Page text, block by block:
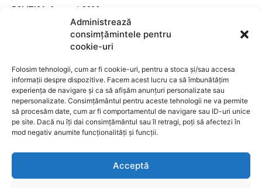
Administrează
consimțămintele pentru
cookie-uri
Folosim tehnologii, cum ar fi cookie-uri, pentru a stoca și/sau accesa
informații despre dispozitive. Facem acest lucru ca să îmbunătățim
experiența de navigare și ca să afișăm anunțuri personalizate sau
nepersonalizate. Consimțământul pentru aceste tehnologii ne va permite
să procesăm date, cum ar fi comportamentul de navigare sau ID-uri unice
pe site. Dacă nu îți dai consimțământul sau îl retragi, poți să afectezi în
mod negativ anumite funcționalități și funcții.
Acceptă
POLITICA 6 august 2026
Senatori USR și PNL contestă la CCR legea
integrității invocând CEDO și CJUE
SUBSCRIBE
I WANT IN